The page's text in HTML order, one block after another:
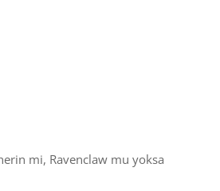
mi, Ravenclaw mu yoksa